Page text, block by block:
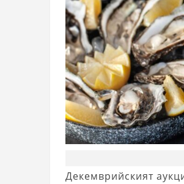
Декемврийският